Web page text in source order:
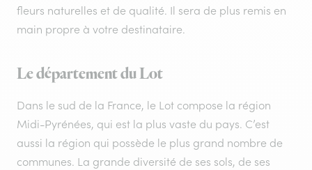
fleurs naturelles et de qualité. Il sera de plus remis en
main propre à votre destinataire.
Le département du Lot
Dans le sud de la France, le Lot compose la région
Midi-Pyrénées, qui est la plus vaste du pays. C’est
aussi la région qui possède le plus grand nombre de
communes. La grande diversité de ses sols, de ses